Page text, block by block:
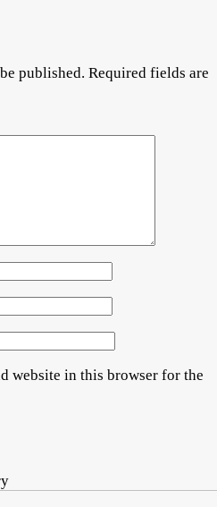
published. Required fields are
website in this browser for the